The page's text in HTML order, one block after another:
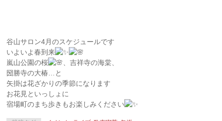
谷山サロン4月のスケジュールです
いよいよ春到来
嵐山公園の桜
、吉祥寺の海棠、
圀勝寺の大椿…と
矢掛は花ざかりの季節になります
お花見といっしょに
宿場町のまち歩きもお楽しみください